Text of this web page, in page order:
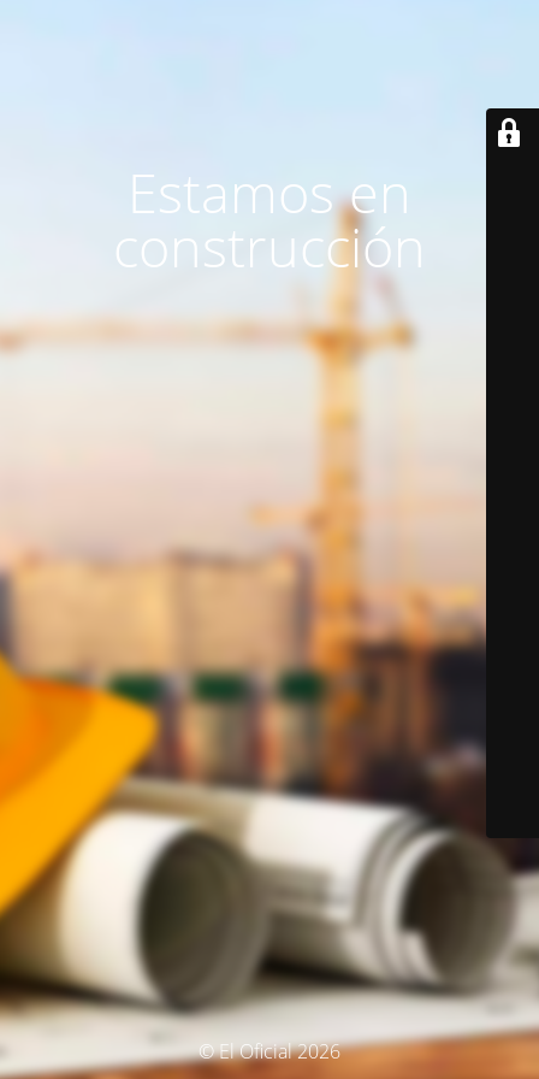
Estamos en
construcción
© El Oficial 2026